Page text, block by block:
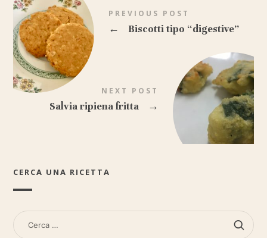
PREVIOUS POST
← Biscotti tipo “digestive”
NEXT POST
Salvia ripiena fritta →
CERCA UNA RICETTA
RICERCA
PER: